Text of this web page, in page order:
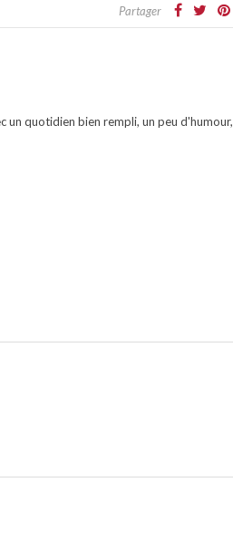
Partager
un quotidien bien rempli, un peu d'humour,